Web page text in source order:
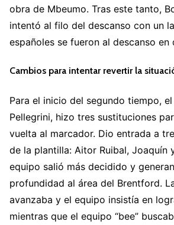
obra de Mbeumo. Tras este tanto,
intentó al filo del descanso con un
españoles se fueron al descanso en
Cambios para intentar revertir la
Para el inicio del segundo tiempo,
Pellegrini, hizo tres sustituciones
vuelta al marcador. Dio entrada a
de la plantilla: Aitor Ruibal, Joaquín
equipo salió más decidido y
profundidad al área del Brentford.
avanzaba y el equipo insistía en
mientras que el equipo “bee”